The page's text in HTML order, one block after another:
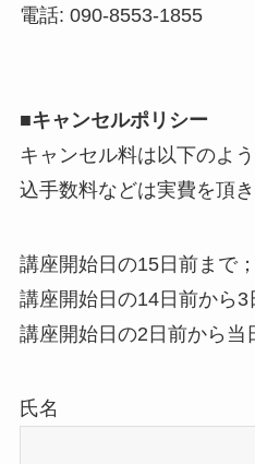
電話: 090-8553-1855
■キャンセルポリシー
キャンセル料は以下のよ
込手数料などは実費を頂き
講座開始日の15日前まで；
講座開始日の14日前から3
講座開始日の2日前から当
氏名